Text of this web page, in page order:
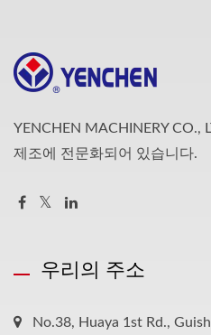
YENCHEN MACHINERY CO.,
제조에 전문화되어 있습니다.
우리의 주소
No.38, Huaya 1st Rd.,